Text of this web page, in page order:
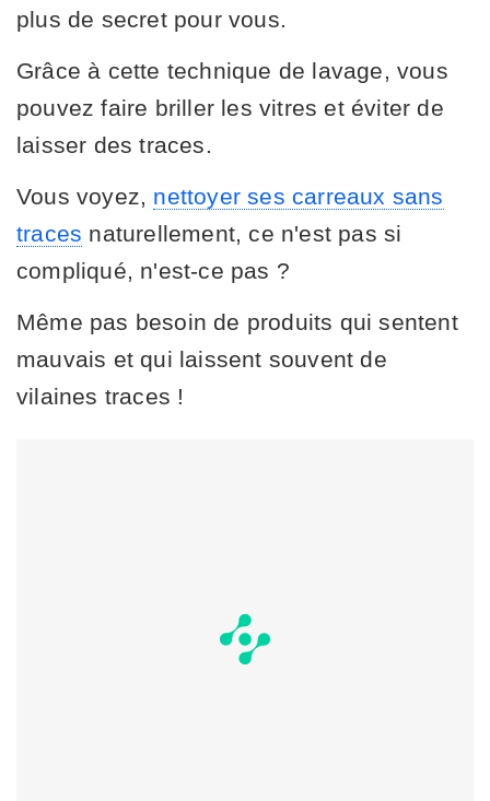
plus de secret pour vous.
Grâce à cette technique de lavage, vous
pouvez faire briller les vitres et éviter de
laisser des traces.
Vous voyez, nettoyer ses carreaux sans
traces naturellement, ce n'est pas si
compliqué, n'est-ce pas ?
Même pas besoin de produits qui sentent
mauvais et qui laissent souvent de
vilaines traces !